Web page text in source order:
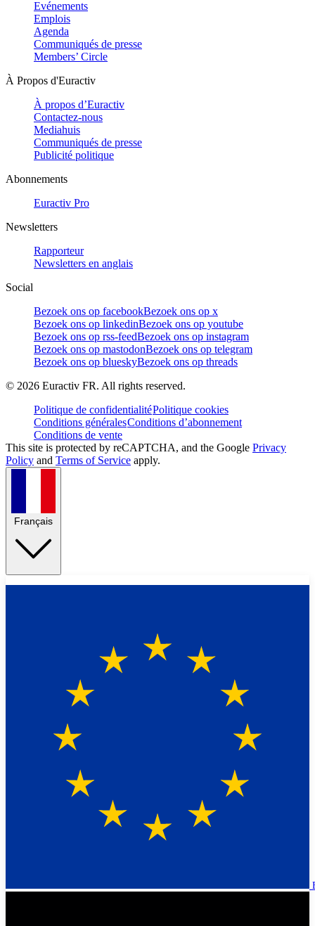
Evénements
Emplois
Agenda
Communiqués de presse
Members’ Circle
À Propos d'Euractiv
À propos d’Euractiv
Contactez-nous
Mediahuis
Communiqués de presse
Publicité politique
Abonnements
Euractiv Pro
Newsletters
Rapporteur
Newsletters en anglais
Social
Bezoek ons op facebookBezoek ons op x
Bezoek ons op linkedinBezoek ons op youtube
Bezoek ons op rss-feedBezoek ons op instagram
Bezoek ons op mastodonBezoek ons op telegram
Bezoek ons op blueskyBezoek ons op threads
© 2026 Euractiv FR. All rights reserved.
Politique de confidentialitéPolitique cookies
Conditions généralesConditions d’abonnement
Conditions de vente
This site is protected by reCAPTCHA, and the Google Privacy
Policy and Terms of Service apply.
Français